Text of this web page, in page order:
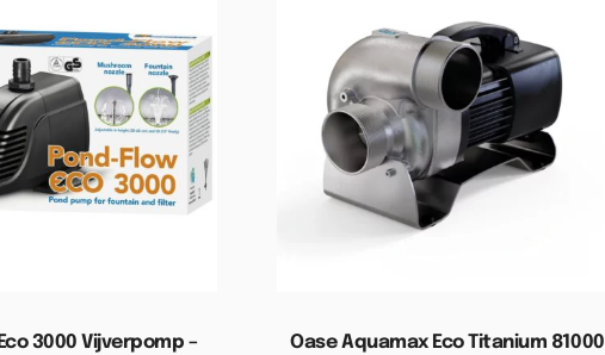
3000 Vijverpomp –
Oase Aquamax Eco Titanium 81000